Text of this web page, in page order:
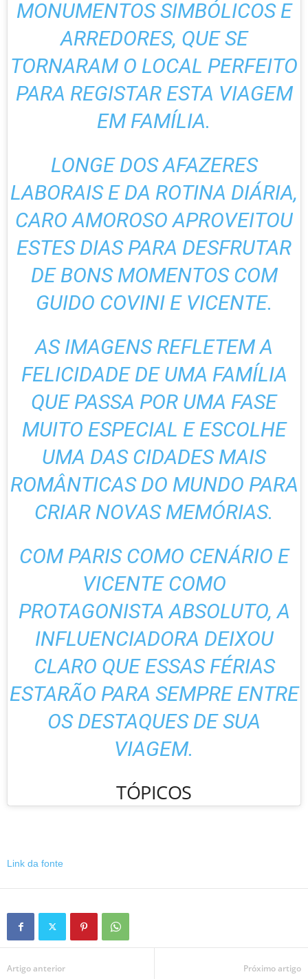
MONUMENTOS SIMBÓLICOS E
ARREDORES, QUE SE
TORNARAM O LOCAL PERFEITO
PARA REGISTAR ESTA VIAGEM
EM FAMÍLIA.
LONGE DOS AFAZERES
LABORAIS E DA ROTINA DIÁRIA,
CARO AMOROSO APROVEITOU
ESTES DIAS PARA DESFRUTAR
DE BONS MOMENTOS COM
GUIDO COVINI E VICENTE.
AS IMAGENS REFLETEM A
FELICIDADE DE UMA FAMÍLIA
QUE PASSA POR UMA FASE
MUITO ESPECIAL E ESCOLHE
UMA DAS CIDADES MAIS
ROMÂNTICAS DO MUNDO PARA
CRIAR NOVAS MEMÓRIAS.
COM PARIS COMO CENÁRIO E
VICENTE COMO
PROTAGONISTA ABSOLUTO, A
INFLUENCIADORA DEIXOU
CLARO QUE ESSAS FÉRIAS
ESTARÃO PARA SEMPRE ENTRE
OS DESTAQUES DE SUA
VIAGEM.
TÓPICOS
Link da fonte
Artigo anterior Próximo artigo